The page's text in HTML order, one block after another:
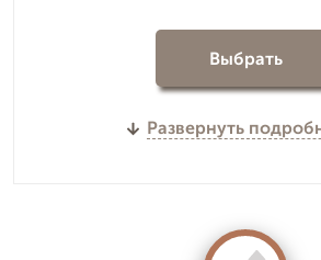
Выбрать
Развернуть